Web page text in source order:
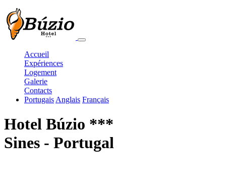
Accueil
Expériences
Logement
Galerie
Contacts
Portugais Anglais Français
Hotel Búzio ***
Sines - Portugal